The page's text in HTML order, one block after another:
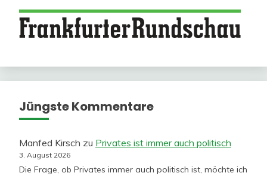
Jüngste Kommentare
Manfed Kirsch zu Privates ist immer auch politisch
3. August 2026
Die Frage, ob Privates immer auch politisch ist, möchte ich